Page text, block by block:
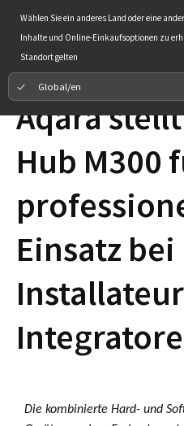
Wählen Sie ein anderes Land oder eine
Inhalte und Online-Einkaufsoptionen zu
Standort gelten
Global/en
Aqara
Hub M300
Einsatz bei
Die kombinierte Hard- und